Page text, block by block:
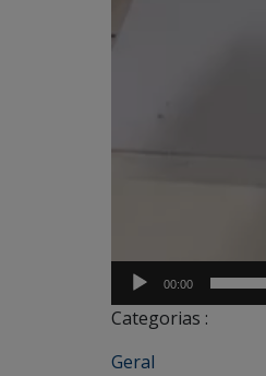
00:00
Categorias :
Geral